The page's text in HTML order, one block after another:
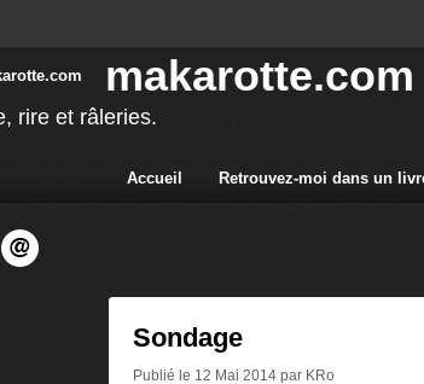
makarotte.com
rire et râleries.
Accueil Retrouvez-moi dans un
Sondage
Publié le 12 Mai 2014 par KRo